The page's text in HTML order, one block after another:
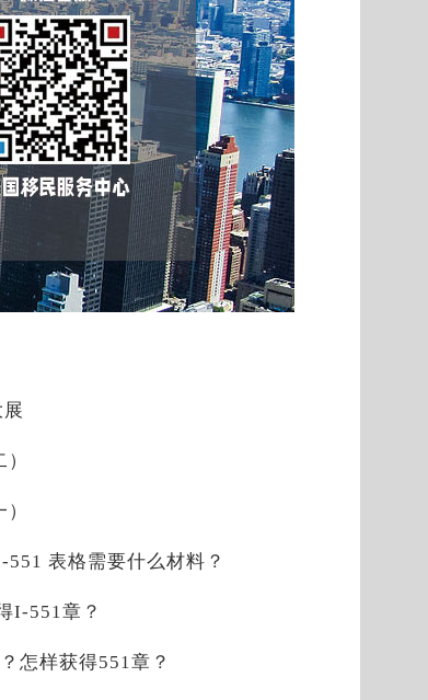
表格需要什么材料？
I-551章？
怎样获得551章？